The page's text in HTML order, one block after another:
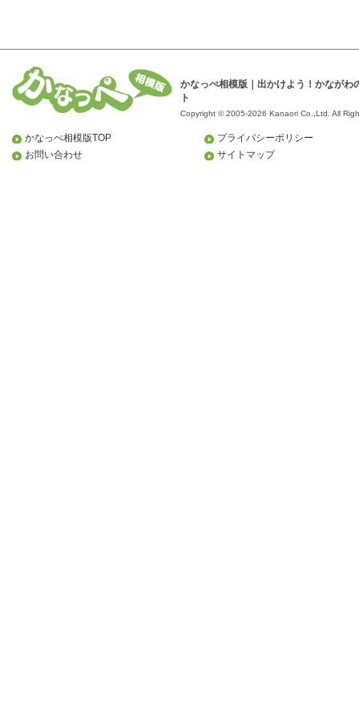
かなっぺ相模版｜出かけよう！かながわ
ト
Copyright © 2005-2026 Kanaori Co.,Ltd. All
かなっぺ相模版TOP
お問い合わせ
プライバシーポリシー
サイトマップ